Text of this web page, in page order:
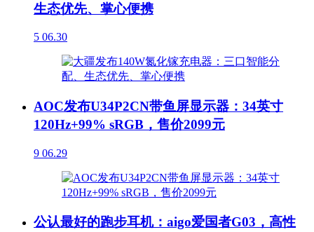
生态优先、掌心便携
5 06.30
AOC发布U34P2CN带鱼屏显示器：34英寸
120Hz+99% sRGB，售价2099元
9 06.29
公认最好的跑步耳机：aigo爱国者G03，高性